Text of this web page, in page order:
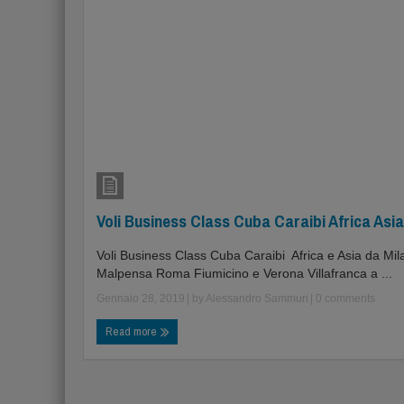
Voli Business Class Cuba Caraibi Africa Asia
Voli Business Class Cuba Caraibi Africa e Asia da
Malpensa Roma Fiumicino e Verona Villafranca a ...
Gennaio 28, 2019 | by Alessandro Sammuri 0 comments
Read more